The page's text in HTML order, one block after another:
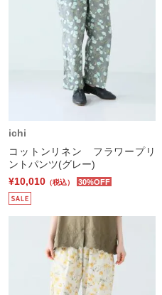
ichi
コットンリネン フラワープリ
ントパンツ(グレー)
¥10,010 （税込） 30%OFF